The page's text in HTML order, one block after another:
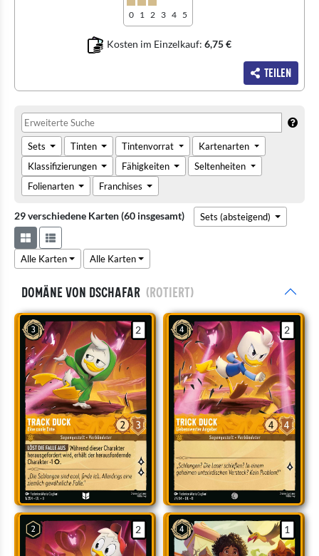
0 1 2 3 4 5
Kosten im Einzelkauf: 6,75 €
Teilen
Sets Tinten Tintenvorrat
Kartenarten
Klassifizierungen
Fähigkeiten
Seltenheiten
Folienarten
Franchises
29 verschiedene Karten (60 insgesamt) Sets (absteigend)
Alle Karten Alle Karten
Domäne von Dschafar (rotiert)
2 2
2 1